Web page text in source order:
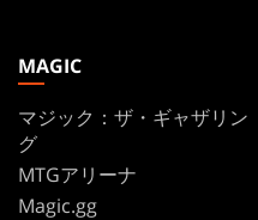
MAGIC
マジック：ザ・ギャザリン
グ
MTGアリーナ
Magic.gg